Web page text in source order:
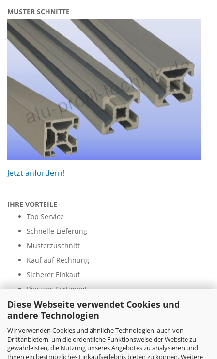
Diese Webseite verwendet Cookies und
andere Technologien
Wir verwenden Cookies und ähnliche Technologien, auch von
Drittanbietern, um die ordentliche Funktionsweise der Website zu
gewährleisten, die Nutzung unseres Angebotes zu analysieren und
Ihnen ein bestmögliches Einkaufserlebnis bieten zu können. Weitere
MUSTER SCHNITTE
Jetzt anfordern!
IHRE VORTEILE
Top Service
Schnelle Lieferung
Musterzuschnitt
Kauf auf Rechnung
Sicherer Einkauf
Riesiges Sortiment
ZAHLUNGSARTEN